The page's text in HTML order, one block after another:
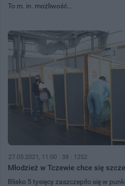
To m. in. możliwość...
27.05.2021, 11:00 38 1252
Młodzież w Tczewie chce się
Blisko 5 tysięcy zaszczepiło się w